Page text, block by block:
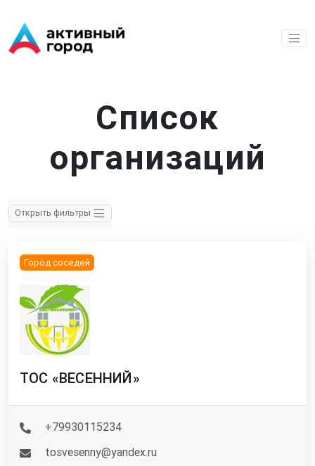
Список
организаций
Открыть фильтры
Город соседей
ТОС «ВЕСЕННИЙ»
+79930115234
tosvesenny@yandex.ru